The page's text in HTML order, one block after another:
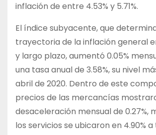
inflación de entre 4.53% y 5.71%.
El índice subyacente, que
trayectoria de la inflación general
y largo plazo, aumentó 0.05%
una tasa anual de 3.58%, su nivel
abril de 2020. Dentro de este
precios de las mercancías
desaceleración mensual de 0.27%,
los servicios se ubicaron en 4.90% a